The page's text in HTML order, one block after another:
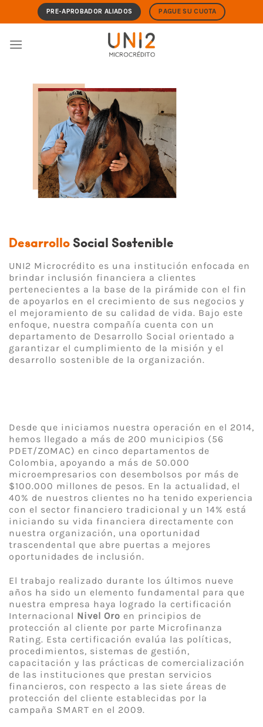
to
PRE-APROBADOR ALIADOS PAGUE SU CUOTA
Desarrollo Social Sostenible
UNI2 Microcrédito es una institución enfocada en
brindar inclusión financiera a clientes
pertenecientes a la base de la pirámide con el fin
de apoyarlos en el crecimiento de sus negocios y
el mejoramiento de su calidad de vida. Bajo este
enfoque, nuestra compañía cuenta con un
departamento de Desarrollo Social orientado a
garantizar el cumplimiento de la misión y el
desarrollo sostenible de la organización.
Desde que iniciamos nuestra operación en el 2014,
hemos llegado a más de 200 municipios (56
PDET/ZOMAC) en cinco departamentos de
Colombia, apoyando a más de 50.000
microempresarios con desembolsos por más de
$100.000 millones de pesos. En la actualidad, el
40% de nuestros clientes no ha tenido experiencia
con el sector financiero tradicional y un 14% está
iniciando su vida financiera directamente con
nuestra organización, una oportunidad
trascendental que abre puertas a mejores
oportunidades de inclusión.
El trabajo realizado durante los últimos nueve
años ha sido un elemento fundamental para que
nuestra empresa haya logrado la certificación
Internacional Nivel Oro en principios de
protección al cliente por parte Microfinanza
Rating. Esta certificación evalúa las políticas,
procedimientos, sistemas de gestión,
capacitación y las prácticas de comercialización
de las instituciones que prestan servicios
financieros, con respecto a las siete áreas de
protección del cliente establecidas por la
campaña SMART en el 2009.